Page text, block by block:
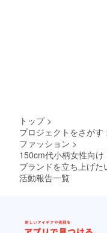
トップ >
プロジェクトをさがす
ファッション >
150cm代小柄女性向
ブランドを立ち上げた
活動報告一覧